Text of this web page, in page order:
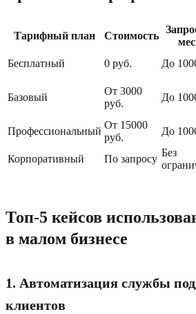
Тарифный план Стоимость
Бесплатный 0 руб. До
Базовый
От 3000
руб.
До
Профессиональный
От 15000
руб.
До
Корпоративный
По запросу
Без
Топ-5 кейсов
в малом бизнесе
1. Автоматизация службы
клиентов